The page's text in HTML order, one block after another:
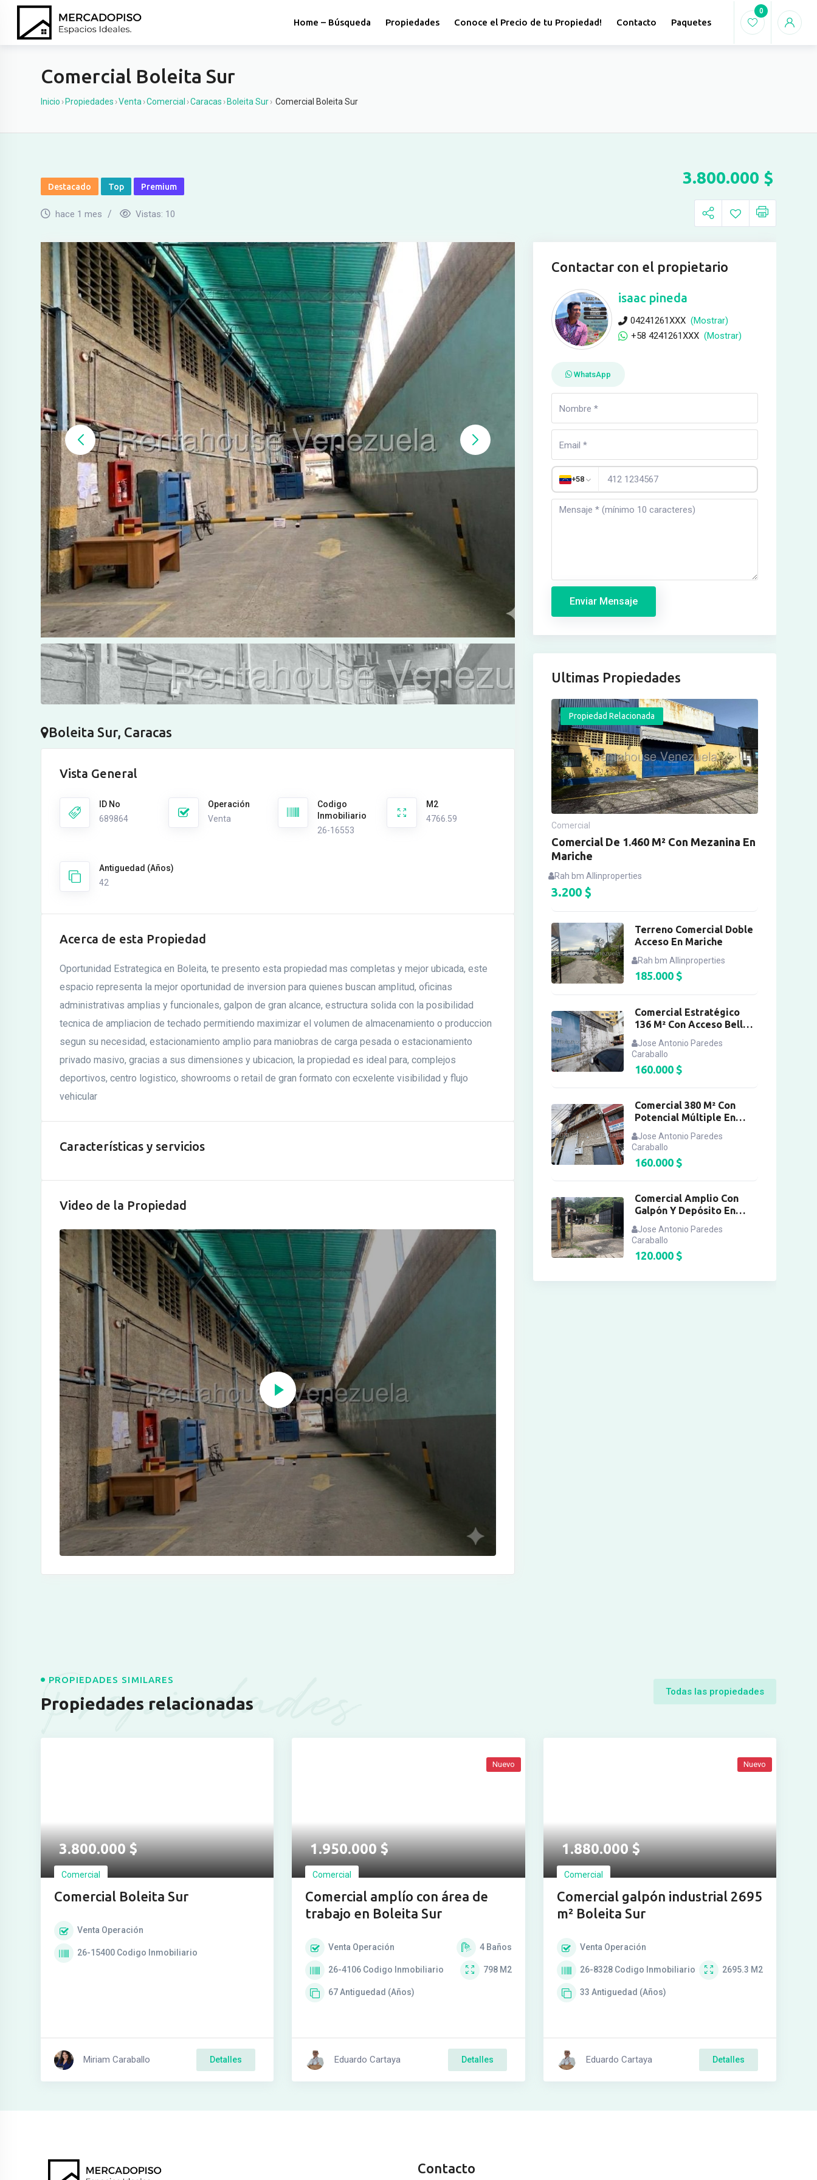
Home – Búsqueda Propiedades Conoce el Precio de tu Propiedad! Contacto Paquetes
0
Comercial Boleita Sur
Inicio › Propiedades ›Venta ›Comercial ›Caracas › Boleita Sur› Comercial Boleita Sur
Destacado Top Premium
hace 1 mes Vistas: 10
3.800.000 $
Boleita Sur, Caracas
Vista General
ID No
689864
Operación
Venta
Codigo
Inmobiliario
26-16553
M2
4766.59
Antiguedad (Años)
42
Acerca de esta Propiedad
Oportunidad Estrategica en Boleita, te presento esta propiedad mas completas y mejor ubicada, este
espacio representa la mejor oportunidad de inversion para quienes buscan amplitud, oficinas
administrativas amplias y funcionales, galpon de gran alcance, estructura solida con la posibilidad
tecnica de ampliacion de techado permitiendo maximizar el volumen de almacenamiento o produccion
segun su necesidad, estacionamiento amplio para maniobras de carga pesada o estacionamiento
privado masivo, gracias a sus dimensiones y ubicacion, la propiedad es ideal para, complejos
deportivos, centro logistico, showrooms o retail de gran formato con ecxelente visibilidad y flujo
vehicular
Características y servicios
Video de la Propiedad
Contactar con el propietario
isaac pineda
04241261XXX (Mostrar)
+58 4241261XXX (Mostrar)
WhatsApp
+58
Enviar Mensaje
Ultimas Propiedades
Propiedad Relacionada
Comercial
Comercial De 1.460 M² Con Mezanina En
Mariche
Rah bm Allinproperties
3.200 $
Terreno Comercial Doble
Acceso En Mariche
Rah bm Allinproperties
185.000 $
Comercial Estratégico
136 M² Con Acceso Bello
Jose Antonio Paredes
Caraballo
160.000 $
Comercial 380 M² Con
Potencial Múltiple En
Jose Antonio Paredes
Caraballo
160.000 $
Comercial Amplio Con
Galpón Y Depósito En
Jose Antonio Paredes
Caraballo
120.000 $
Propiedades
PROPIEDADES SIMILARES
Propiedades relacionadas
Todas las propiedades
3.800.000$
Comercial
Comercial Boleita Sur
Venta Operación
26-15400 Codigo Inmobiliario
Miriam Caraballo Detalles
1.950.000$
Comercial
Comercial amplío con área de
trabajo en Boleita Sur
Nuevo
Venta Operación 4 Baños
26-4106 Codigo Inmobiliario 798 M2
67Antiguedad (Años)
Eduardo Cartaya Detalles
1.880.000$
Comercial
Comercial galpón industrial 2695
m² Boleita Sur
Nuevo
Venta Operación
26-8328 Codigo Inmobiliario 2695.3 M2
33 Antiguedad (Años)
Eduardo Cartaya Detalles
Contacto